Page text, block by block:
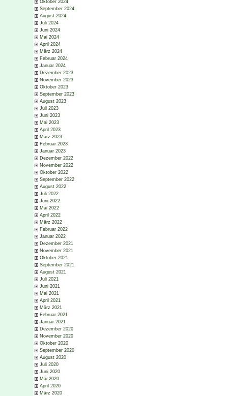
Oktober 2024
September 2024
August 2024
Juli 2024
Juni 2024
Mai 2024
April 2024
März 2024
Februar 2024
Januar 2024
Dezember 2023
November 2023
Oktober 2023
September 2023
August 2023
Juli 2023
Juni 2023
Mai 2023
April 2023
März 2023
Februar 2023
Januar 2023
Dezember 2022
November 2022
Oktober 2022
September 2022
August 2022
Juli 2022
Juni 2022
Mai 2022
April 2022
März 2022
Februar 2022
Januar 2022
Dezember 2021
November 2021
Oktober 2021
September 2021
August 2021
Juli 2021
Juni 2021
Mai 2021
April 2021
März 2021
Februar 2021
Januar 2021
Dezember 2020
November 2020
Oktober 2020
September 2020
August 2020
Juli 2020
Juni 2020
Mai 2020
April 2020
März 2020